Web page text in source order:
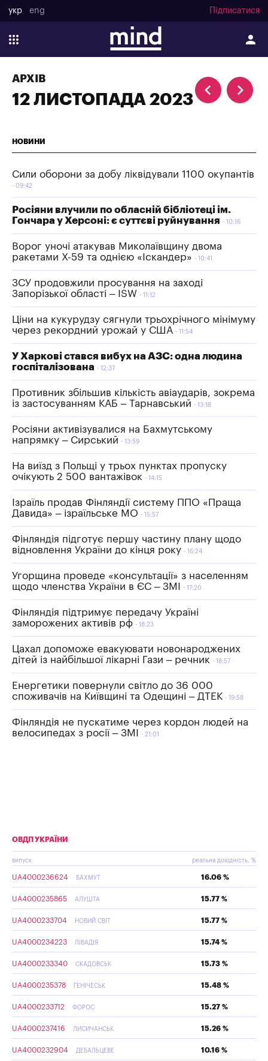
укр eng Підписатися
АРХІВ
12 ЛИСТОПАДА 2023
НОВИНИ
Сили оборони за добу ліквідували 1100 окупантів
09:42
Росіяни влучили по обласній бібліотеці ім.
Гончара у Херсоні: є суттєві руйнування
10:16
Ворог уночі атакував Миколаївщину двома
ракетами Х-59 та однією «Іскандер»
10:41
ЗСУ продовжили просування на заході
Запорізької області – ISW
11:12
Ціни на кукурудзу сягнули трьохрічного мінімуму
через рекордний урожай у США
11:54
У Харкові стався вибух на АЗС: одна людина
госпіталізована
12:37
Противник збільшив кількість авіаударів, зокрема
із застосуванням КАБ – Тарнавський
13:18
Росіяни активізувалися на Бахмутському
напрямку – Сирський
13:59
На виїзд з Польщі у трьох пунктах пропуску
очікують 2 500 вантажівок
14:15
Ізраїль продав Фінляндії систему ППО «Праща
Давида» – ізраїльське МО
15:57
Фінляндія підготує першу частину плану щодо
відновлення України до кінця року
16:24
Угорщина проведе «консультації» з населенням
щодо членства України в ЄС – ЗМІ
17:20
Фінляндія підтримує передачу Україні
заморожених активів рф
18:23
Цахал допоможе евакуювати новонароджених
дітей із найбільшої лікарні Гази – речник
18:57
Енергетики повернули світло до 36 000
споживачів на Київщині та Одещині – ДТЕК
19:58
Фінляндія не пускатиме через кордон людей на
велосипедах з росії – ЗМІ
21:01
ОВДП УКРАЇНИ
випуск реальна дохідність, %
UA4000236624 БАХМУТ 16.06 %
UA4000235865 АЛУШТА 15.77 %
UA4000233704 НОВИЙ СВІТ 15.77 %
UA4000234223 ЛІВАДІЯ 15.74 %
UA4000233340 СКАДОВСЬК 15.73 %
UA4000235378 ГЕНІЧЕСЬК 15.48 %
UA4000233712 ФОРОС 15.27 %
UA4000237416 ЛИСИЧАНСЬК 15.26 %
UA4000232904 ДЕБАЛЬЦЕВЕ 10.16 %